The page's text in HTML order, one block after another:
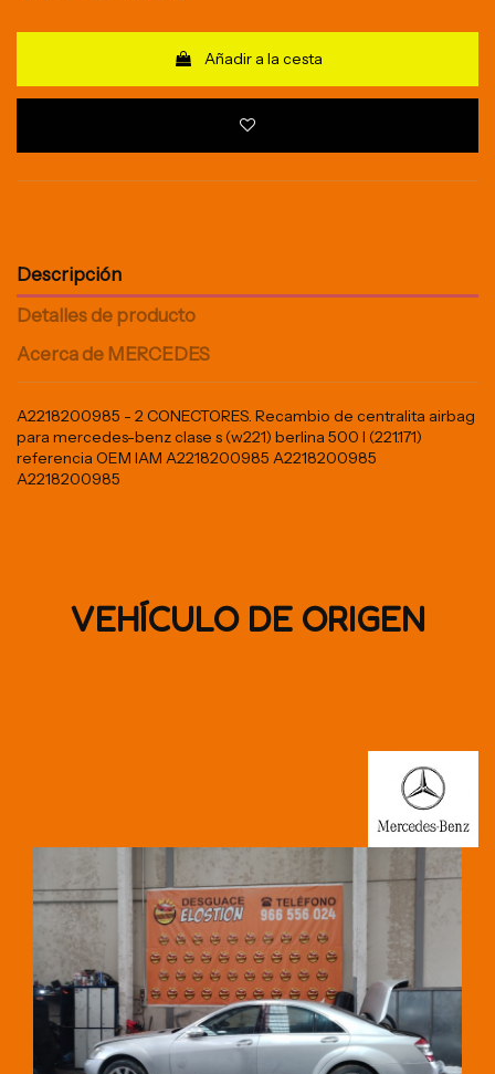
Añadir a la cesta
Descripción
Detalles de producto
Acerca de MERCEDES
A2218200985 - 2 CONECTORES. Recambio de centralita airbag
para mercedes-benz clase s (w221) berlina 500 l (221.171)
referencia OEM IAM A2218200985 A2218200985
A2218200985
VEHÍCULO DE ORIGEN